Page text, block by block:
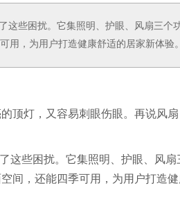
这些困扰。它集照明、护眼、风扇三个
用，为用户打造健康舒适的居家新体验。
顶灯，又容易刺眼伤眼。再说风
这些困扰。它集照明、护眼、风扇
间，还能四季可用，为用户打造